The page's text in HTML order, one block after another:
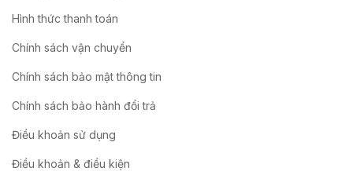
Hình thức thanh toán
Chính sách vận chuyển
Chính sách bảo mật thông tin
Chính sách bảo hành đổi trả
Điều khoản sử dụng
Điều khoản & điều kiện